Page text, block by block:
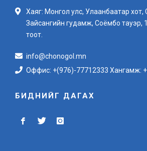
Хаяг: Монгол улс, Улаанбаатар хот,
Зайсангийн гудамж, Соёмбо тауэр,
тоот.
info@chonogol.mn
Оффис: +(976)-77712333 Хангамж:
БИДНИЙГ ДАГАХ